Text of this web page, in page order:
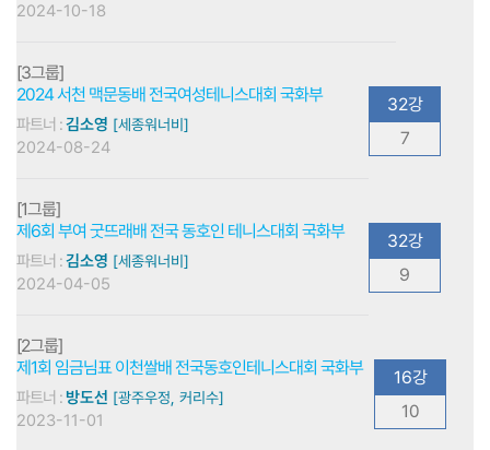
2024-10-18
[3그룹]
2024 서천 맥문동배 전국여성테니스대회 국화부
파트너 :김소영 [세종워너비]
2024-08-24
32강
7
[1그룹]
제6회 부여 굿뜨래배 전국 동호인 테니스대회 국화부
파트너 :김소영 [세종워너비]
2024-04-05
32강
9
[2그룹]
제1회 임금님표 이천쌀배 전국동호인테니스대회 국화부
파트너 :방도선 [광주우정, 커리수]
2023-11-01
16강
10